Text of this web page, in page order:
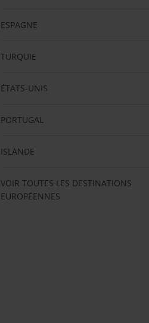
ESPAGNE
TURQUIE
ÉTATS-UNIS
PORTUGAL
ISLANDE
VOIR TOUTES LES DESTINATIONS
EUROPÉENNES